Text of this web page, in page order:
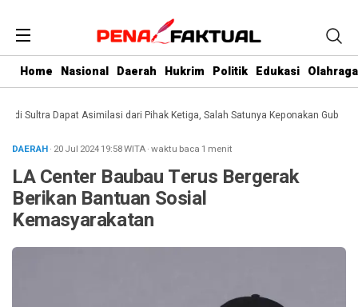
Home Nasional Daerah Hukrim Politik Edukasi Olahraga
Dapat Asimilasi dari Pihak Ketiga, Salah Satunya Keponakan Gubernur
DAERAH· 20 Jul 202419:58WITA·waktu baca 1 menit
LA Center Baubau Terus Bergerak
Berikan Bantuan Sosial
Kemasyarakatan